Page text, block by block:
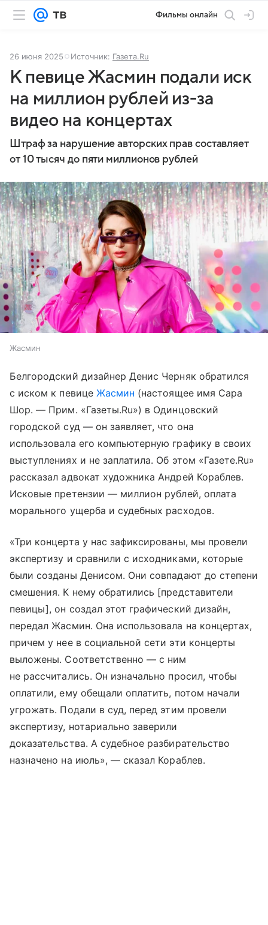
Фильмы онлайн
26 июня 2025 Источник: Газета.Ru
К певице Жасмин подали иск
на миллион рублей из-за
видео на концертах
Штраф за нарушение авторских прав составляет
от 10 тысяч до пяти миллионов рублей
Жасмин
Белгородский дизайнер Денис Черняк обратился
с иском к певице Жасмин (настоящее имя Сара
Шор. — Прим. «Газеты.Ru») в Одинцовский
городской суд — он заявляет, что она
использовала его компьютерную графику в своих
выступлениях и не заплатила. Об этом «Газете.Ru»
рассказал адвокат художника Андрей Кораблев.
Исковые претензии — миллион рублей, оплата
морального ущерба и судебных расходов.
«Три концерта у нас зафиксированы, мы провели
экспертизу и сравнили с исходниками, которые
были созданы Денисом. Они совпадают до степени
смешения. К нему обратились [представители
певицы], он создал этот графический дизайн,
передал Жасмин. Она использовала на концертах,
причем у нее в социальной сети эти концерты
выложены. Соответственно — с ним
не рассчитались. Он изначально просил, чтобы
оплатили, ему обещали оплатить, потом начали
угрожать. Подали в суд, перед этим провели
экспертизу, нотариально заверили
доказательства. А судебное разбирательство
назначено на июль», — сказал Кораблев.